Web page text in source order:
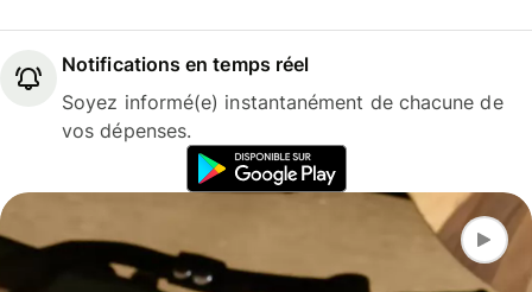
Notifications en temps réel
Soyez informé(e) instantanément de chacune de
vos dépenses.